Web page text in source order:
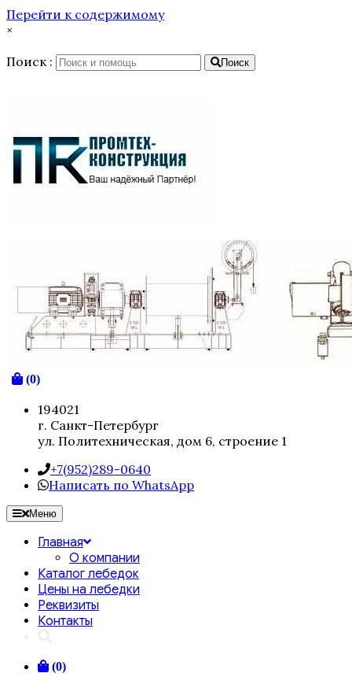
Перейти к содержимому
×
Поиск :
Поиск
(0)
194021
г. Санкт-Петербург
ул. Политехническая, дом 6, строение 1
+7(952)289-0640
Написать по WhatsApp
Меню
Главная
О компании
Каталог лебедок
Цены на лебедки
Реквизиты
Контакты
(0)